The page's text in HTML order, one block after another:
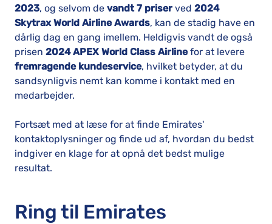
2023, og selvom de vandt 7 priserved 2024
Skytrax World Airline Awards, kan de stadig have en
dårlig dag en gang imellem. Heldigvis vandt de også
prisen 2024 APEX World Class Airlinefor at levere
fremragende kundeservice, hvilket betyder, at du
sandsynligvis nemt kan komme i kontakt med en
medarbejder.
Fortsæt med at læse for at finde Emirates'
kontaktoplysninger og finde ud af, hvordan du bedst
indgiver en klage for at opnå det bedst mulige
resultat.
Ring til Emirates